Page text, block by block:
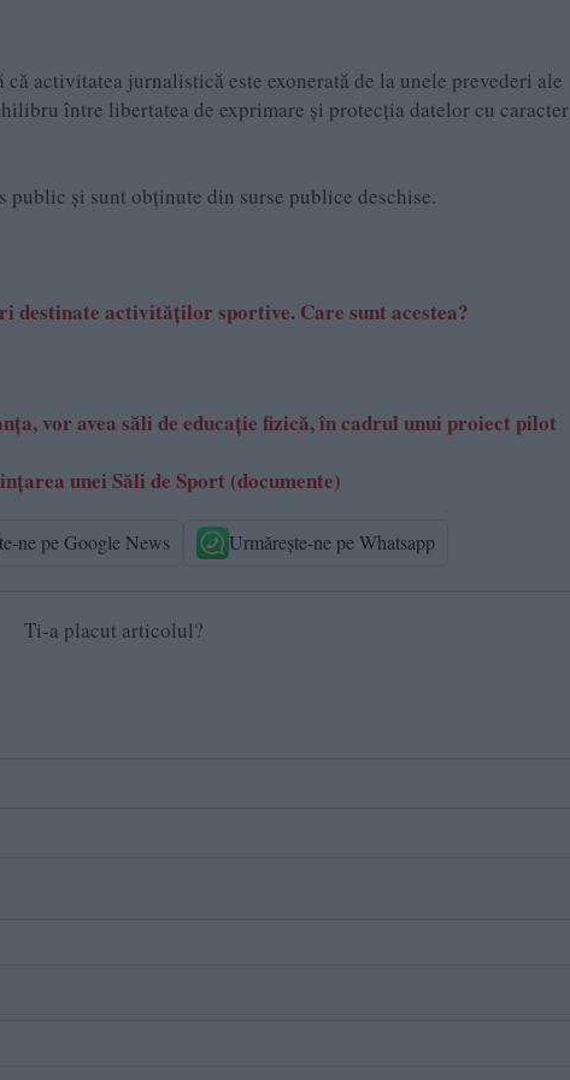
activitatea jurnalistică este exonerată de la unele prevederi ale
între libertatea de exprimare şi protecţia datelor cu caracter
și sunt obținute din surse publice deschise.
destinate activităților sportive. Care sunt acestea?
vor avea săli de educație fizică, în cadrul unui proiect pilot
unei Săli de Sport (documente)
ne pe Google News Urmărește-ne pe Whatsapp
Ti-a placut articolul?